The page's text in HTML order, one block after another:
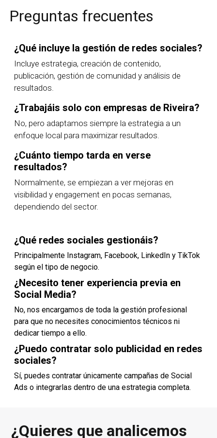
Preguntas frecuentes
¿Qué incluye la gestión de redes sociales?
Incluye estrategia, creación de contenido,
publicación, gestión de comunidad y análisis de
resultados.
¿Trabajáis solo con empresas de Riveira?
No, pero adaptamos siempre la estrategia a un
enfoque local para maximizar resultados.
¿Cuánto tiempo tarda en verse
resultados?
Normalmente, se empiezan a ver mejoras en
visibilidad y engagement en pocas semanas,
dependiendo del sector.
¿Qué redes sociales gestionáis?
Principalmente Instagram, Facebook, LinkedIn y TikTok
según el tipo de negocio.
¿Necesito tener experiencia previa en
Social Media?
No, nos encargamos de toda la gestión profesional
para que no necesites conocimientos técnicos ni
dedicar tiempo a ello.
¿Puedo contratar solo publicidad en redes
sociales?
Sí, puedes contratar únicamente campañas de Social
Ads o integrarlas dentro de una estrategia completa.
¿Quieres que analicemos